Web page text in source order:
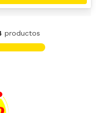
productos